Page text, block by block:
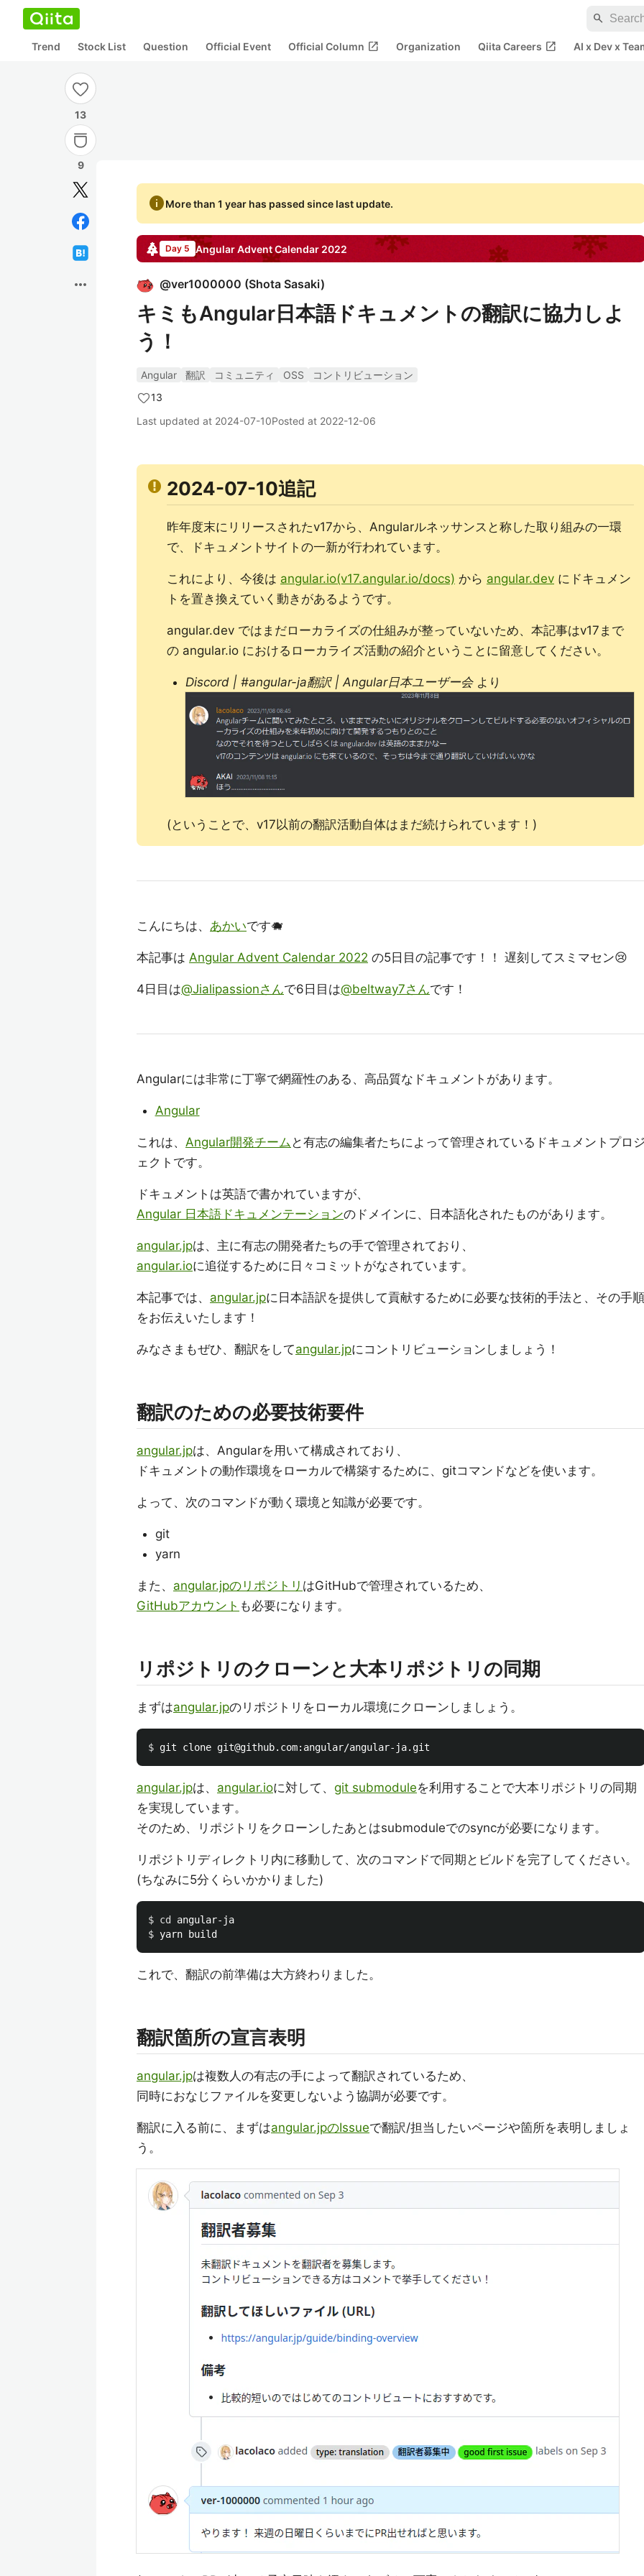
search
Trend Stock List Question Official Event Official Column open_in_new Organization Qiita Careers open_in_new AI x Dev x
13
9
more_horiz
infoMore than 1 year has passed since last update.
Day 5 AngularAdvent Calendar 2022
@ver1000000 (Shota Sasaki)
キミもAngular日本語ドキュメントの翻訳に協力しよ
う！
Angular 翻訳 コミュニティ OSS
コントリビューション
13
Last updated at 2024-07-10Posted at 2022-12-06
2024-07-10追記
昨年度末にリリースされたv17から、Angularルネッサンスと称した取り組みの一環
で、ドキュメントサイトの一新が行われています。
これにより、今後は angular.io(v17.angular.io/docs) から angular.dev にドキュメン
トを置き換えていく動きがあるようです。
angular.dev ではまだローカライズの仕組みが整っていないため、本記事はv17まで
の angular.io におけるローカライズ活動の紹介ということに留意してください。
Discord | #angular-ja翻訳 | Angular日本ユーザー会より
(ということで、v17以前の翻訳活動自体はまだ続けられています！)
こんにちは、 あかいです🐗
本記事は Angular Advent Calendar 2022 の5日目の記事です！！ 遅刻してスミマセン😢
4日目は@Jialipassionさんで6日目は@beltway7さんです！
Angularには非常に丁寧で網羅性のある、高品質なドキュメントがあります。
Angular
これは、 Angular開発チーム と有志の編集者たちによって管理されているドキュメントプロ
ェクトです。
ドキュメントは英語で書かれていますが、
Angular 日本語ドキュメンテーションのドメインに、日本語化されたものがあります。
angular.jpは、主に有志の開発者たちの手で管理されており、
angular.ioに追従するために日々コミットがなされています。
本記事では、 angular.jpに日本語訳を提供して貢献するために必要な技術的手法と、その手順
をお伝えいたします！
みなさまもぜひ、翻訳をしてangular.jpにコントリビューションしましょう！
翻訳のための必要技術要件
angular.jpは、Angularを用いて構成されており、
ドキュメントの動作環境をローカルで構築するために、gitコマンドなどを使います。
よって、次のコマンドが動く環境と知識が必要です。
git
yarn
また、 angular.jpのリポジトリ はGitHubで管理されているため、
GitHubアカウント も必要になります。
リポジトリのクローンと大本リポジトリの同期
まずはangular.jpのリポジトリをローカル環境にクローンしましょう。
$
angular.jpは、 angular.ioに対して、 git submoduleを利用することで大本リポジトリの同期
を実現しています。
そのため、リポジトリをクローンしたあとはsubmoduleでのsyncが必要になります。
リポジトリディレクトリ内に移動して、次のコマンドで同期とビルドを完了してください。
(ちなみに5分くらいかかりました)
$ cd
$
これで、翻訳の前準備は大方終わりました。
翻訳箇所の宣言表明
angular.jpは複数人の有志の手によって翻訳されているため、
同時におなじファイルを変更しないよう協調が必要です。
翻訳に入る前に、まずはangular.jpのIssueで翻訳/担当したいページや箇所を表明しましょ
う。